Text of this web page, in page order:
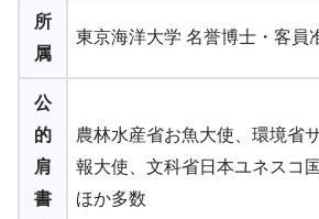
所
属
東京海洋大学 名誉博士・客員
公
的
肩
書
農林水産省お魚大使、環境省
報大使、文科省日本ユネスコ
ほか多数